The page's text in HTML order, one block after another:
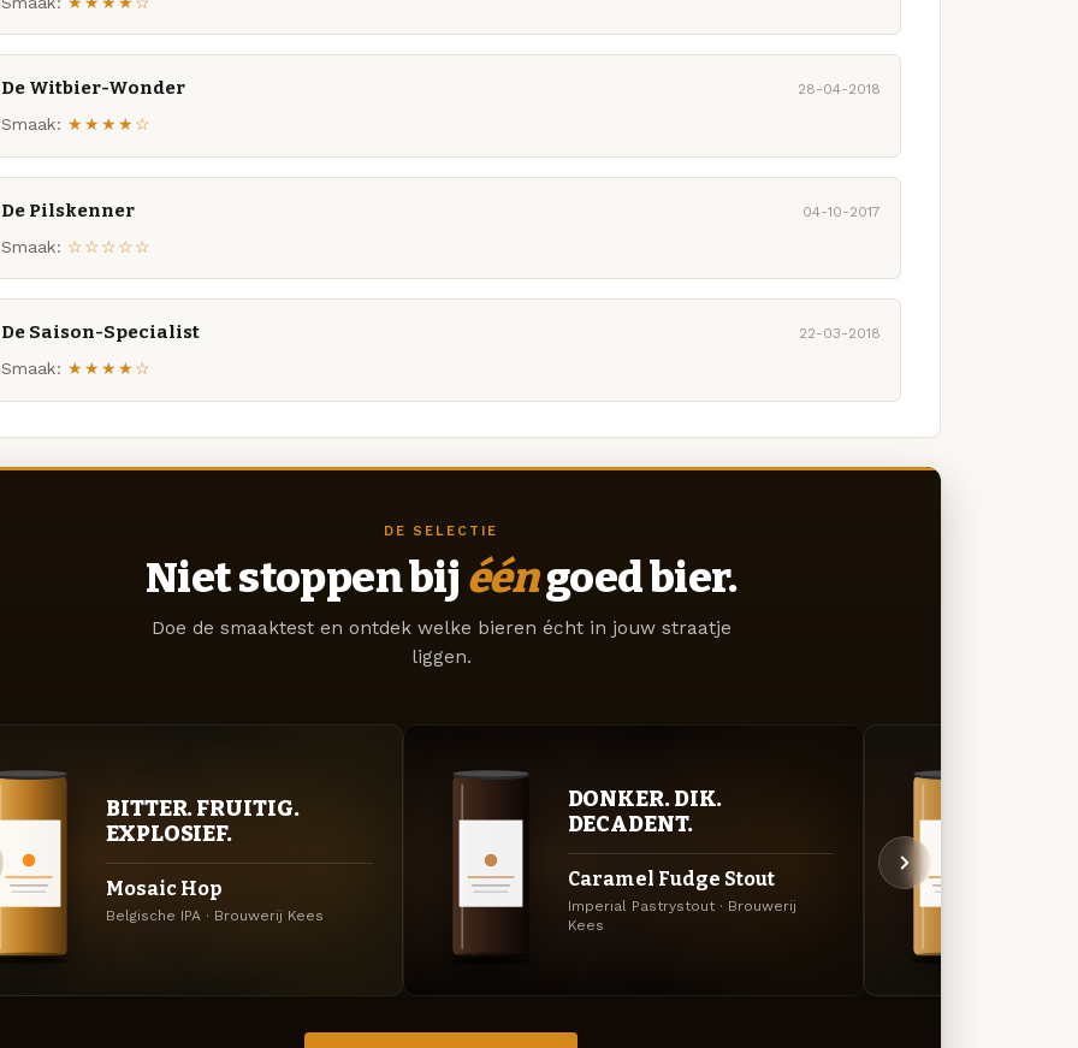
De Witbier-Wonder 28-04-2018
Smaak: ★★★★☆
De Pilskenner 04-10-2017
Smaak: ☆☆☆☆☆
De Saison-Specialist 22-03-2018
Smaak: ★★★★☆
DE SELECTIE
Niet stoppen bij ééngoed bier.
Doe de smaaktest en ontdek welke bieren écht in jouw straatje
liggen.
BITTER. FRUITIG.
EXPLOSIEF.
Mosaic Hop
Belgische IPA · Brouwerij Kees
DONKER. DIK.
DECADENT.
Caramel Fudge Stout
Imperial Pastrystout · Brouwerij
Kees